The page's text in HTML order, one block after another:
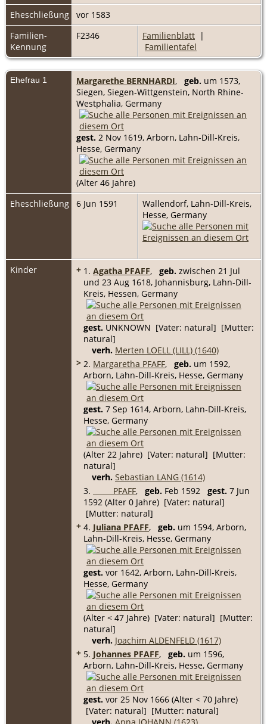
Eheschließung
vor 1583
Familien-
Kennung
F2346 Familienblatt |
Familientafel
Ehefrau 1 Margarethe BERNHARDI, geb. um 1573,
Siegen, Siegen-Wittgenstein, North Rhine-
Westphalia, Germany
gest. 2 Nov 1619, Arborn, Lahn-Dill-Kreis,
Hesse, Germany
(Alter 46 Jahre)
Eheschließung
6 Jun 1591
Wallendorf, Lahn-Dill-Kreis,
Hesse, Germany
Kinder + 1. Agatha PFAFF, geb. zwischen 21 Jul
und 23 Aug 1618, Johannisburg, Lahn-Dill-
Kreis, Hessen, Germany
gest. UNKNOWN [Vater: natural] [Mutter:
natural]
verh. Merten LOELL (LILL) (1640)
> 2. Margaretha PFAFF, geb. um 1592,
Arborn, Lahn-Dill-Kreis, Hesse, Germany
gest. 7 Sep 1614, Arborn, Lahn-Dill-Kreis,
Hesse, Germany
(Alter 22 Jahre) [Vater: natural] [Mutter:
natural]
verh. Sebastian LANG (1614)
3.
_____ PFAFF, geb. Feb 1592 gest. 7 Jun
1592 (Alter 0 Jahre) [Vater: natural]
[Mutter: natural]
+ 4. Juliana PFAFF, geb. um 1594, Arborn,
Lahn-Dill-Kreis, Hesse, Germany
gest. vor 1642, Arborn, Lahn-Dill-Kreis,
Hesse, Germany
(Alter < 47 Jahre) [Vater: natural] [Mutter:
natural]
verh. Joachim ALDENFELD (1617)
+ 5. Johannes PFAFF, geb. um 1596,
Arborn, Lahn-Dill-Kreis, Hesse, Germany
gest. vor 25 Nov 1666 (Alter < 70 Jahre)
[Vater: natural] [Mutter: natural]
verh. Anna JOHANN (1623)